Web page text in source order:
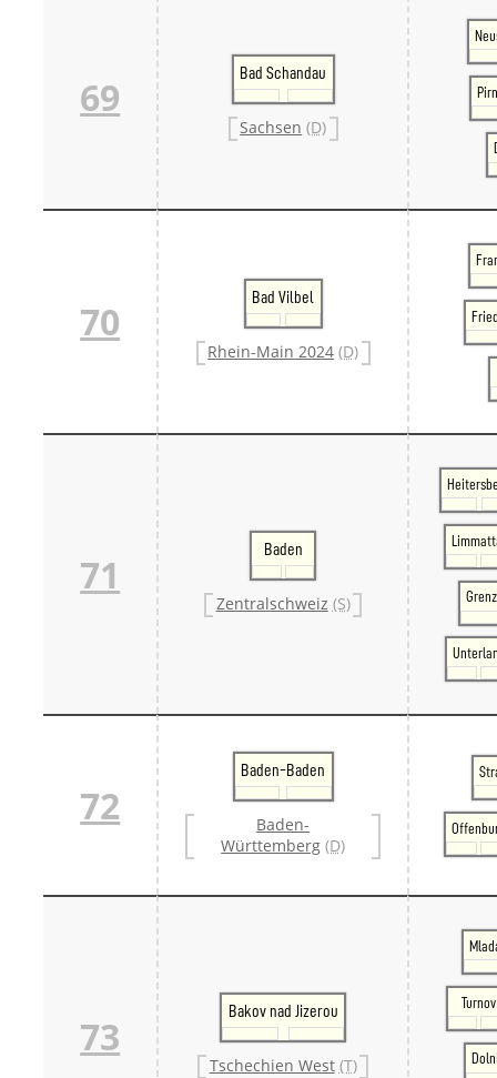
69
Bad Schandau
Sachsen (D)
70
Bad Vilbel
Rhein-Main 2024 (D)
71
Baden
Zentralschweiz (S)
72
Baden-Baden
Baden-
Württemberg (D)
73
Bakov nad Jizerou
Tschechien West (T)
Turnov